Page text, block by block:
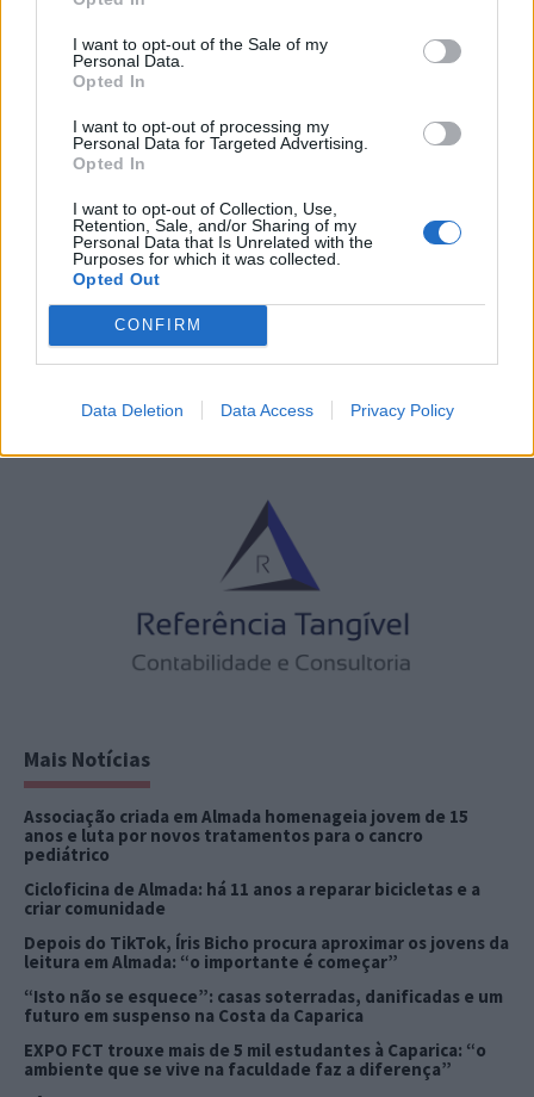
I want to opt-out of the Sale of my
Personal Data.
Opted In
I want to opt-out of processing my
Personal Data for Targeted Advertising.
Opted In
I want to opt-out of Collection, Use,
Retention, Sale, and/or Sharing of my
Personal Data that Is Unrelated with the
Purposes for which it was collected.
Opted Out
CONFIRM
Data Deletion Data Access Privacy Policy
Solar dos Zagallos recebe Mercado de
Trocas a 8 de agosto
7 de Agosto de 2026
indigna moradores: “Não percebemos
qual o critério”
6 de Agosto de 2026
Mais Notícias
Associação criada em Almada homenageia jovem de 15
anos e luta por novos tratamentos para o cancro
pediátrico
Cicloficina de Almada: há 11 anos a reparar bicicletas e a
criar comunidade
Depois do TikTok, Íris Bicho procura aproximar os jovens da
leitura em Almada: “o importante é começar”
“Isto não se esquece”: casas soterradas, danificadas e um
futuro em suspenso na Costa da Caparica
EXPO FCT trouxe mais de 5 mil estudantes à Caparica: “o
ambiente que se vive na faculdade faz a diferença”